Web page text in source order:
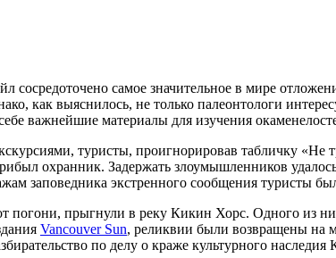
сосредоточено самое значительное в мире
как выяснилось, не только палеонтологи
важнейшие материалы для изучения
туристы, проигнорировав табличку «Не
охранник. Задержать злоумышленников
заповедника экстренного сообщения туристы
погони, прыгнули в реку Кикин Хорс. Одного из
Vancouver Sun, реликвии были возвращены на
по делу о краже культурного наследия